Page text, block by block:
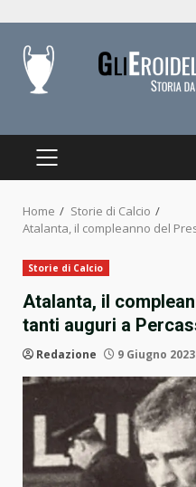
content
PRIMARY
Home
Storie di Calcio
Atalanta, il compleanno del
Storie di Calcio
Atalanta, il
tanti auguri a
Redazione 9 Giugno 2023